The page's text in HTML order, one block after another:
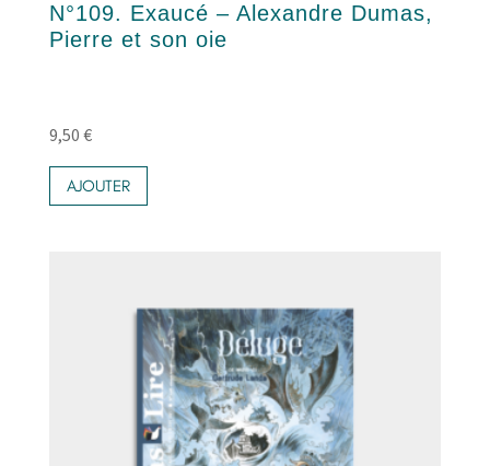
N°109. Exaucé – Alexandre Dumas,
Pierre et son oie
9,50 €
AJOUTER